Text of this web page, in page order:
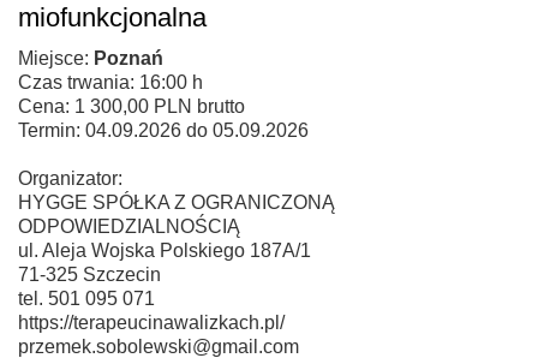
miofunkcjonalna
Miejsce: Poznań
Czas trwania: 16:00 h
Cena: 1 300,00 PLN brutto
Termin: 04.09.2026 do 05.09.2026
Organizator:
HYGGE SPÓŁKA Z OGRANICZONĄ
ODPOWIEDZIALNOŚCIĄ
ul. Aleja Wojska Polskiego 187A/1
71-325 Szczecin
tel. 501 095 071
https://terapeucinawalizkach.pl/
przemek.sobolewski@gmail.com